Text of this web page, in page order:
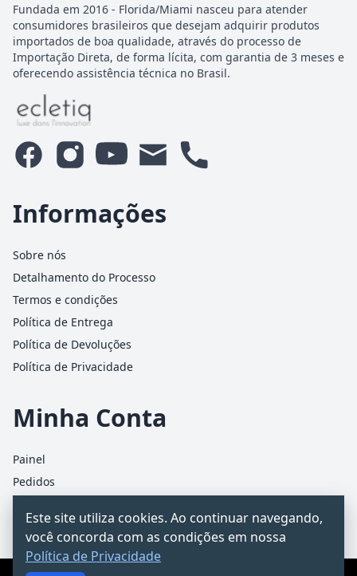
Fundada em 2016 - Florida/Miami nasceu para atender
consumidores brasileiros que desejam adquirir produtos
importados de boa qualidade, através do processo de
Importação Direta, de forma lícita, com garantia de 3 meses e
oferecendo assistência técnica no Brasil.
Informações
Sobre nós
Detalhamento do Processo
Termos e condições
Política de Entrega
Política de Devoluções
Política de Privacidade
Minha Conta
Painel
Pedidos
Carrinho
Este site utiliza cookies. Ao continuar navegando,
você concorda com as condições em nossa
Política de Privacidade